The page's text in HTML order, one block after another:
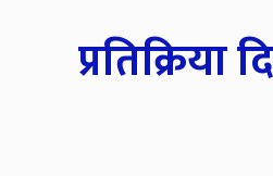
प्रतिक्रिया